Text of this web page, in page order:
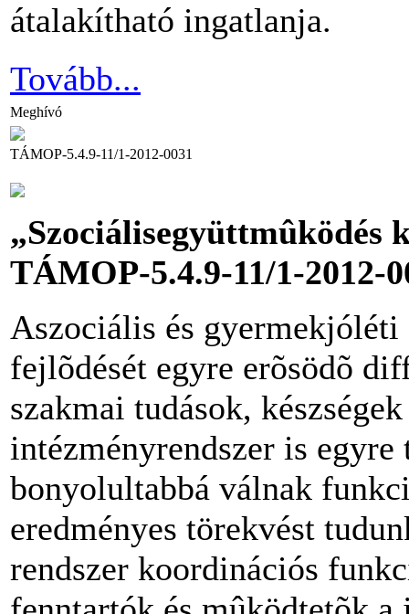
átalakítható ingatlanja.
Tovább...
Meghívó
TÁMOP-5.4.9-11/1-2012-0031
„Szociálisegyüttmûködés
TÁMOP-5.4.9-11/1-2012-
Aszociális és gyermekjóléti
fejlõdését egyre erõsödõ
szakmai tudások,
intézményrendszer is
bonyolultabbá válnak
eredményes törekvést
rendszer koordinációs